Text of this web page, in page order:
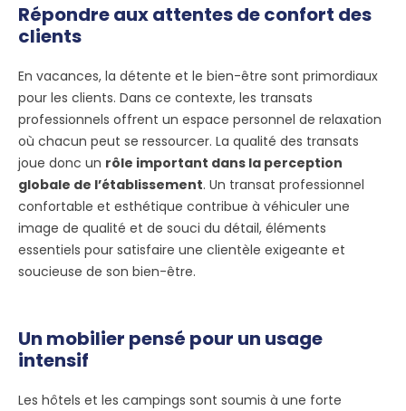
Répondre aux attentes de confort des
clients
En vacances, la détente et le bien-être sont primordiaux
pour les clients. Dans ce contexte, les transats
professionnels offrent un espace personnel de relaxation
où chacun peut se ressourcer. La qualité des transats
joue donc un rôle important dans la perception
globale de l’établissement. Un transat professionnel
confortable et esthétique contribue à véhiculer une
image de qualité et de souci du détail, éléments
essentiels pour satisfaire une clientèle exigeante et
soucieuse de son bien-être.
Un mobilier pensé pour un usage
intensif
Les hôtels et les campings sont soumis à une forte